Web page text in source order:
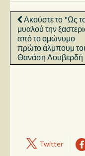
Ακούστε το "Ως
μυαλού την
από το ομώνυμο
πρώτο άλμπουμ
Θανάση Λουβερδή
Twitter